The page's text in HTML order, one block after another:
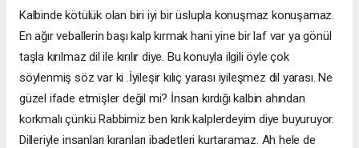
Kalbinde kötülük olan biri iyi bir üslupla konuşmaz konuşamaz.
En ağır veballerin başı kalp kırmak hani yine bir laf var ya gönül
taşla kırılmaz dil ile kırılır diye. Bu konuyla ilgili öyle çok
söylenmiş söz var ki .İyileşir kılıç yarası iyileşmez dil yarası. Ne
güzel ifade etmişler değil mi? İnsan kırdığı kalbin ahından
korkmalı çünkü Rabbimiz ben kırık kalplerdeyim diye buyuruyor.
Dilleriyle insanları kıranları ibadetleri kurtaramaz. Ah hele de